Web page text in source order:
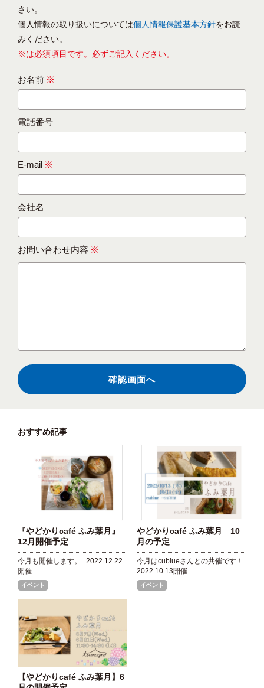
さい。
個人情報の取り扱いについては個人情報保護基本方針をお読
みください。
※は必須項目です。必ずご記入ください。
お名前 ※
電話番号
E-mail ※
会社名
お問い合わせ内容 ※
おすすめ記事
『やどかりcafé ふみ葉月』
12月開催予定
今月も開催します。
2022.12.22
開催
イベント
やどかりcafé ふみ葉月 10
月の予定
今月はcublueさんとの共催です！
2022.10.13開催
イベント
【やどかりcafé ふみ葉月】6